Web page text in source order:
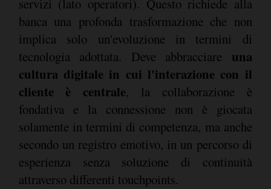
servizi (lato operatori). Questo richiede alla
banca una profonda trasformazione che non
implica solo un'evoluzione in termini di
tecnologia adottata. Deve abbracciare una
cultura digitale in cui l'interazione con il
cliente è centrale, la collaborazione è
fondativa e la connessione non è giocata
solamente in termini di competenza, ma anche
secondo un registro emotivo, in un percorso di
esperienza senza soluzione di continuità
attraverso differenti touchpoints.